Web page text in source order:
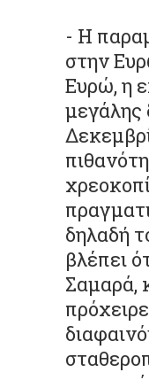
- Η
στην
Ευρώ, η
μεγάλης
δηλαδή
βλέπει
Σαμαρά,